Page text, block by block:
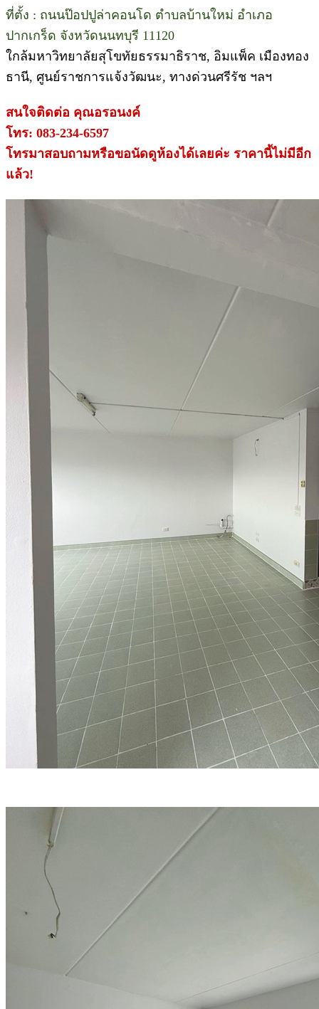
ที่ตั้ง : ถนนป๊อปปูล่าคอนโด ตำบลบ้านใหม่ อำเภอ
ปากเกร็ด จังหวัดนนทบุรี 11120
ใกล้มหาวิทยาลัยสุโขทัยธรรมาธิราช, อิมแพ็ค เมืองทอง
ธานี, ศูนย์ราชการแจ้งวัฒนะ, ทางด่วนศรีรัช ฯลฯ
สนใจติดต่อ คุณอรอนงค์
โทร: 083-234-6597
โทรมาสอบถามหรือขอนัดดูห้องได้เลยค่ะ ราคานี้ไม่มีอีก
แล้ว!